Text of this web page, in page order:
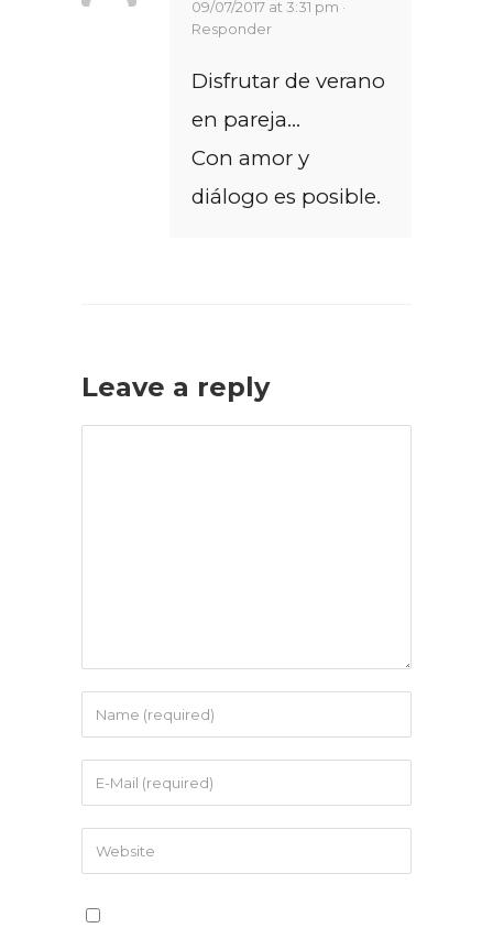
09/07/2017 at 3:31 pm ·
Responder
Disfrutar de verano
en pareja…
Con amor y
diálogo es posible.
Leave a reply